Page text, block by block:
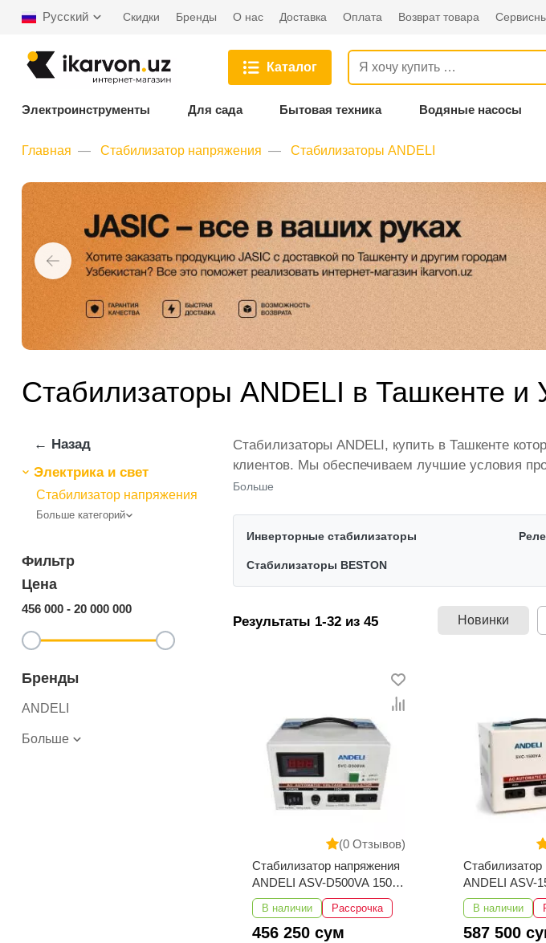
Русский Скидки Бренды О нас Доставка Оплата Возврат товара
Каталог
Электроинструменты Для сада Бытовая техника Водяные насосы
Главная Стабилизатор напряжения Стабилизаторы ANDELI
Стабилизаторы ANDELI в Ташкенте и
← Назад
Электрика и свет
Стабилизатор напряжения
Больше категорий
Фильтр
Цена
456 000 - 20 000 000
Бренды
ANDELI
Больше
Стабилизаторы ANDELI, купить в Ташкенте
клиентов. Мы обеспечиваем лучшие условия
представлены ведущими производителями и
категории Стабилизаторы ANDELI.
Больше
Инверторные стабилизаторы
Стабилизаторы BESTON
Результаты 1-32 из 45 Новинки
(0 Отзывов)
Стабилизатор напряжения
ANDELI ASV-D500VA 150-
250V
В наличии Рассрочка
456 250 сум
Стабилизатор
ANDELI ASV-
250V
В наличии
587 500